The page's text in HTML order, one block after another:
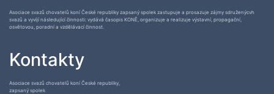
Asociace svazů chovatelů koní České republiky zapsaný spolek zastupuje a prosazuje zájmy sdruženýcvh
svazů a vyvíjí následující činnosti: vydává časopis KONĚ, organizuje a realizuje výstavní, propagační,
osvětovou, poradní a vzdělávací činnost.
Kontakty
Asociace svazů chovatelů koní České republiky,
zapsaný spolek